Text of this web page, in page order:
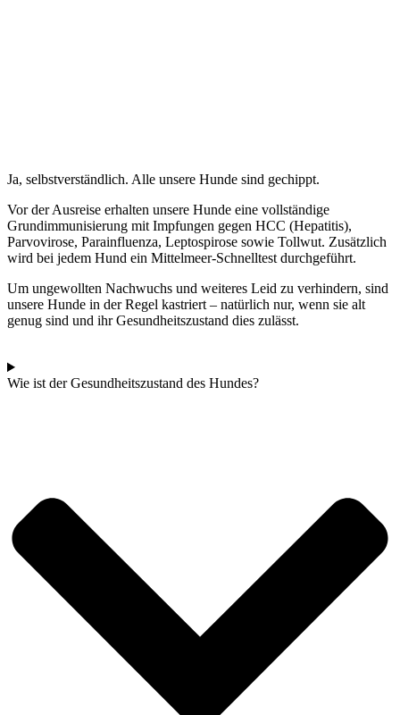
Ja, selbstverständlich. Alle unsere Hunde sind gechippt.
Vor der Ausreise erhalten unsere Hunde eine vollständige
Grundimmunisierung mit Impfungen gegen HCC (Hepatitis),
Parvovirose, Parainfluenza, Leptospirose sowie Tollwut. Zusätzlich
wird bei jedem Hund ein Mittelmeer-Schnelltest durchgeführt.
Um ungewollten Nachwuchs und weiteres Leid zu verhindern, sind
unsere Hunde in der Regel kastriert – natürlich nur, wenn sie alt
genug sind und ihr Gesundheitszustand dies zulässt.
Wie ist der Gesundheitszustand des Hundes?